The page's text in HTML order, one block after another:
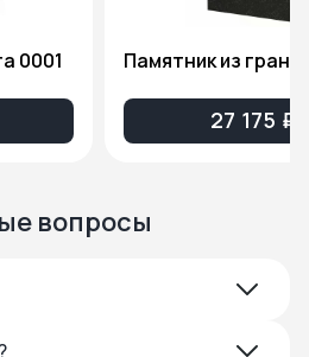
0001
27 175 ₽
вопросы